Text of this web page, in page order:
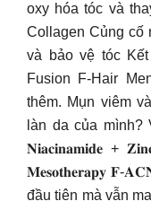
oxy hóa tóc và
Collagen Củng cố
và bảo vệ tóc
Fusion F-Hair
thêm. Mụn viêm
làn da của mình?
𝐍𝐢𝐚𝐜𝐢𝐧𝐚𝐦𝐢𝐝𝐞 +
𝐌𝐞𝐬𝐨𝐭𝐡𝐞𝐫𝐚𝐩𝐲 𝐅-
đầu tiên mà vẫn